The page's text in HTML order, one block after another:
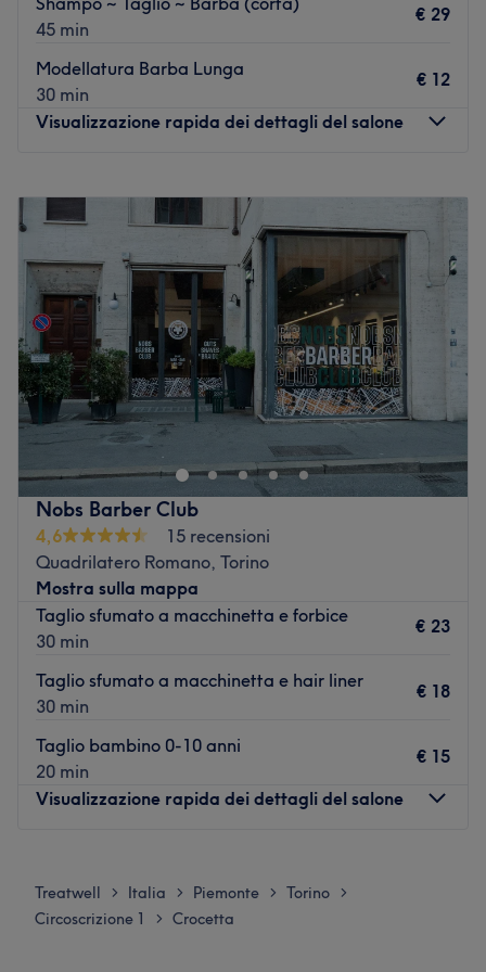
esperienza e ai suoi consigli per sfoggiare uno stile
I punti forti del salone:
Atmosfera: accogliente e professionale.
Specializzato in: taglio barba e capelli.
45 min
€ 29
Modellatura Barba Lunga
30 min
€ 12
Visualizzazione rapida dei dettagli del salone
Mercoledì
09:00–19:00
Giovedì
09:00–19:00
Venerdì
09:00
19:00
Sabato
10:00–18:00
Domenica
Chiuso
A.P. The Barber si trova nel cuore di Torino e ti propone
tagli, barbe e trattamenti pensati per valorizzare ogni
fisionomia coniugando la tradizione della barberia
italiana con le innovazioni delle tecniche e dei prodotti
grazie a servizi ideati in modo creativo e personalizzato.
Qui puoi affidarti a mani esperte per un look curato,
originale e sempre al passo con le tendenze.
Trasporto pubblico più vicino:
Il salone si trova a cinque minuti a piedi dalla fermata
dell’autobus Robilant Nord (ID:3279).
Il team:
Alessandro ti accoglie con gentilezza e professionalità,
I punti forti del salone:
Ambiente: curato e professionale.
Specializzato in: taglio, barba ed i migliori servizi
Nobs Barber Club
4,6
15 recensioni
Quadrilatero Romano, Torino
Mostra sulla mappa
Taglio sfumato a macchinetta e forbice
30 min
€ 23
Taglio sfumato a macchinetta e hair liner
30 min
€ 18
Taglio bambino 0-10 anni
20 min
€ 15
Visualizzazione rapida dei dettagli del salone
Martedì
10:00
Mercoledì
Treatwell > Italia > Piemonte > Torino >
Circoscrizione 1 > Crocetta